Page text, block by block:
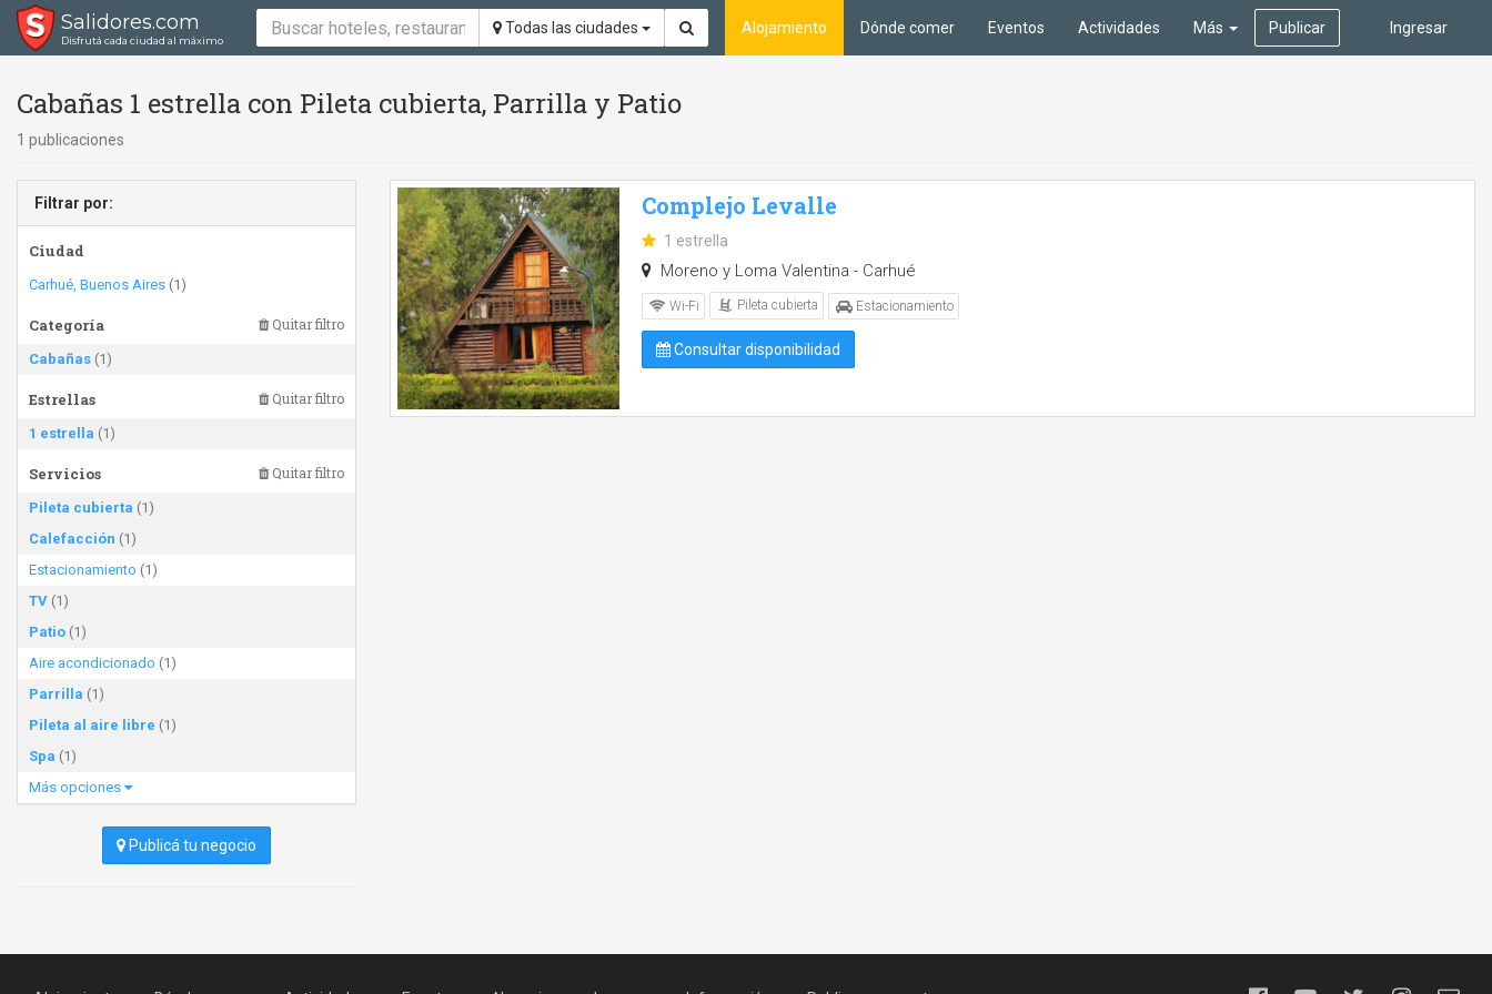
Salidores.com
Disfrutá cada ciudad al máximo
Todas las ciudades Ingresar
Alojamiento Dónde comer Eventos Actividades Más Publicar
Cabañas 1 estrella con Pileta cubierta, Parrilla y Patio
1 publicaciones
Filtrar por:
Ciudad
Carhué, Buenos Aires (1)
Categoría Quitar filtro
Cabañas (1)
Estrellas Quitar filtro
1 estrella (1)
Servicios Quitar filtro
Pileta cubierta (1)
Calefacción (1)
Estacionamiento (1)
TV (1)
Patio (1)
Aire acondicionado (1)
Parrilla (1)
Pileta al aire libre (1)
Spa (1)
Más opciones
Publicá tu negocio
Complejo Levalle
1 estrella
Moreno y Loma Valentina - Carhué
Wi-Fi Pileta cubierta Estacionamiento
Consultar disponibilidad